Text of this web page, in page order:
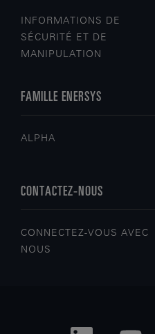
INFORMATIONS DE
SÉCURITÉ ET DE
MANIPULATION
FAMILLE ENERSYS
ALPHA
CONTACTEZ-NOUS
CONNECTEZ-VOUS AVEC
NOUS